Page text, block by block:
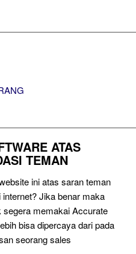
ATAS
TEMAN
ini atas saran teman
Jika benar maka
segera memakai Accurate
bisa dipercaya dari pada
seorang sales